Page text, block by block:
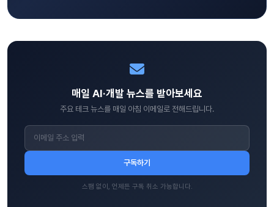
매일 AI·개발 뉴스를 받아보세요
주요 테크 뉴스를 매일 아침 이메일로 전해드립니다.
구독하기
스팸 없이, 언제든 구독 취소 가능합니다.